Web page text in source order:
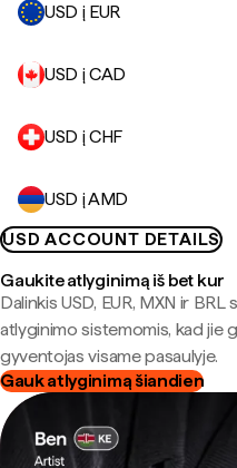
USD į EUR
USD į CAD
USD į CHF
USD į AMD
USD ACCOUNT DETAILS
Gaukite atlyginimą iš bet kur
Dalinkis USD, EUR, MXN ir
atlyginimo sistemomis, kad jie
gyventojas visame pasaulyje.
Gauk atlyginimą šiandien